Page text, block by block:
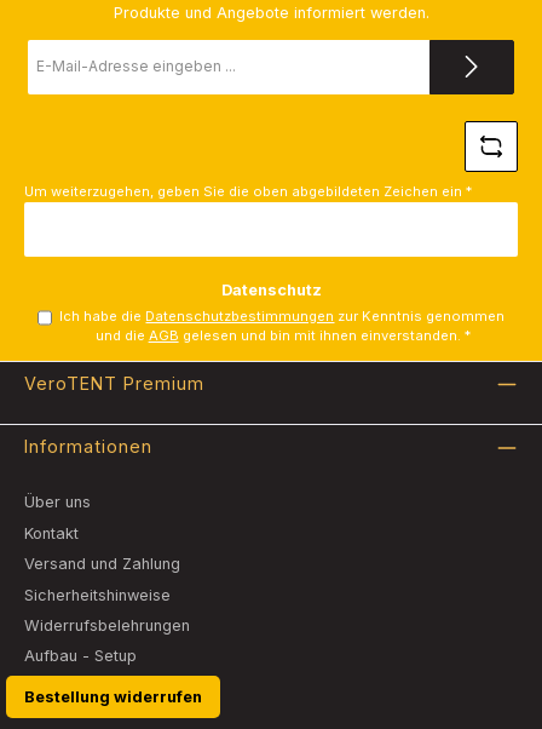
Produkte und Angebote informiert werden.
Mail-
Um weiterzugehen, geben Sie die oben abgebildeten Zeichen ein *
Datenschutz
Ich habe die Datenschutzbestimmungen zur Kenntnis genommen
und die AGB gelesen und bin mit ihnen einverstanden. *
VeroTENT Premium
Informationen
Über uns
Kontakt
Versand und Zahlung
Sicherheitshinweise
Widerrufsbelehrungen
Aufbau - Setup
Bestellung widerrufen